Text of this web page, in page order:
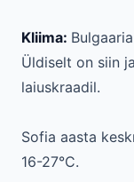
Kliima:
Üldiselt on siin
laiuskraadil.
Sofia aasta
16-27°C.